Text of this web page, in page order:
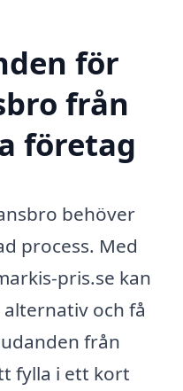
för
från
företag
behöver
process. Med
pris.se kan
och få
från
fylla i ett kort